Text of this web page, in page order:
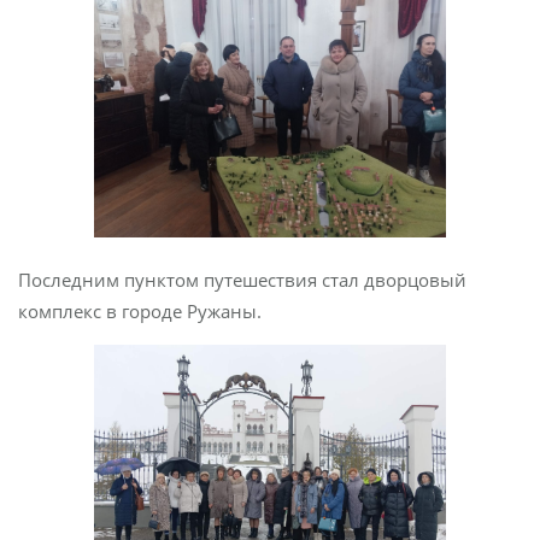
Последним пунктом путешествия стал дворцовый
комплекс в городе Ружаны.